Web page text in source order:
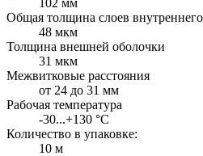
Общая толщина слоев внутреннего
48 мкм
Толщина внешней оболочки
31 мкм
Межвитковые расстояния
от 24 до 31 мм
Рабочая температура
-30...+130 °С
Количество в упаковке:
10 м